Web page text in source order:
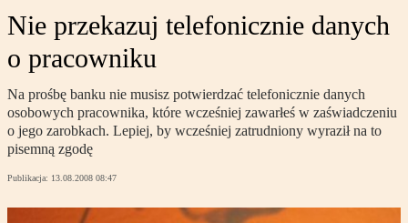
Nie przekazuj telefonicznie danych
o pracowniku
Na prośbę banku nie musisz potwierdzać telefonicznie danych
osobowych pracownika, które wcześniej zawarłeś w zaświadczeniu
o jego zarobkach. Lepiej, by wcześniej zatrudniony wyraził na to
pisemną zgodę
Publikacja: 13.08.2008 08:47